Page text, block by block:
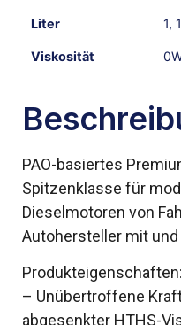
Liter 1,
Viskosität
PAO-basiertes
Spitzenklasse für
Dieselmotoren von
Autohersteller mit
Produkteigenschaften:
– Unübertroffene
abgesenkter HTHS-